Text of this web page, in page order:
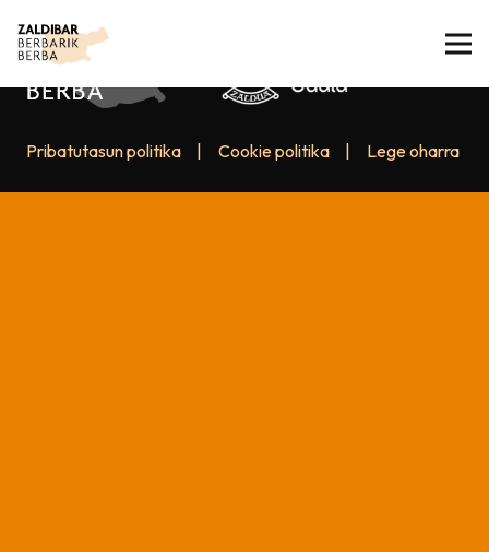
Pribatutasun politika Cookie politika Lege oharra